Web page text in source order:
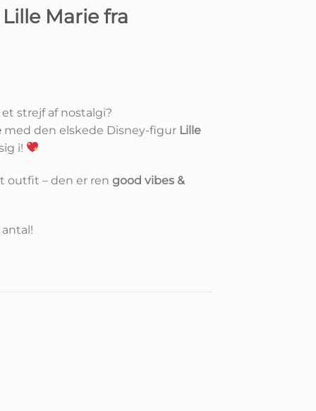
Marie fra
strejf af nostalgi?
med den elskede Disney-figur Lille
i!
outfit – den er ren good vibes &